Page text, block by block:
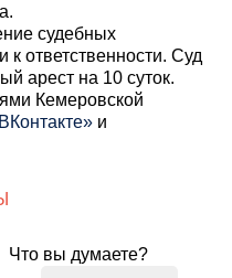
судебных
к ответственности. Суд
арест на 10 суток.
Кемеровской
и
Что вы думаете?